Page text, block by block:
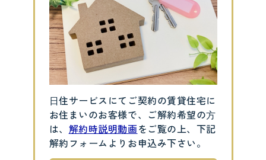
⽇住サービスにてご契約の賃貸住宅に
お住まいのお客様で、ご解約希望の⽅
は、 解約時説明動画をご覧の上、下記
解約フォームよりお申込み下さい。